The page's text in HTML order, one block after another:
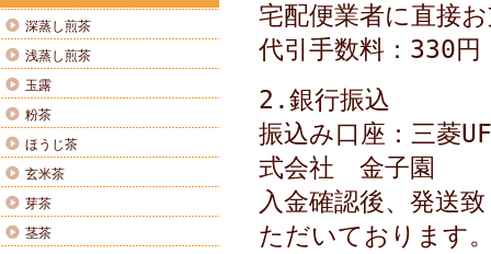
深蒸し煎茶
浅蒸し煎茶
玉露
粉茶
ほうじ茶
玄米茶
芽茶
茎茶
宅配便業者に直接
代引手数料：330円
2.銀行振込
振込み口座：三菱
式会社 金子園
入金確認後、発送
ただいております